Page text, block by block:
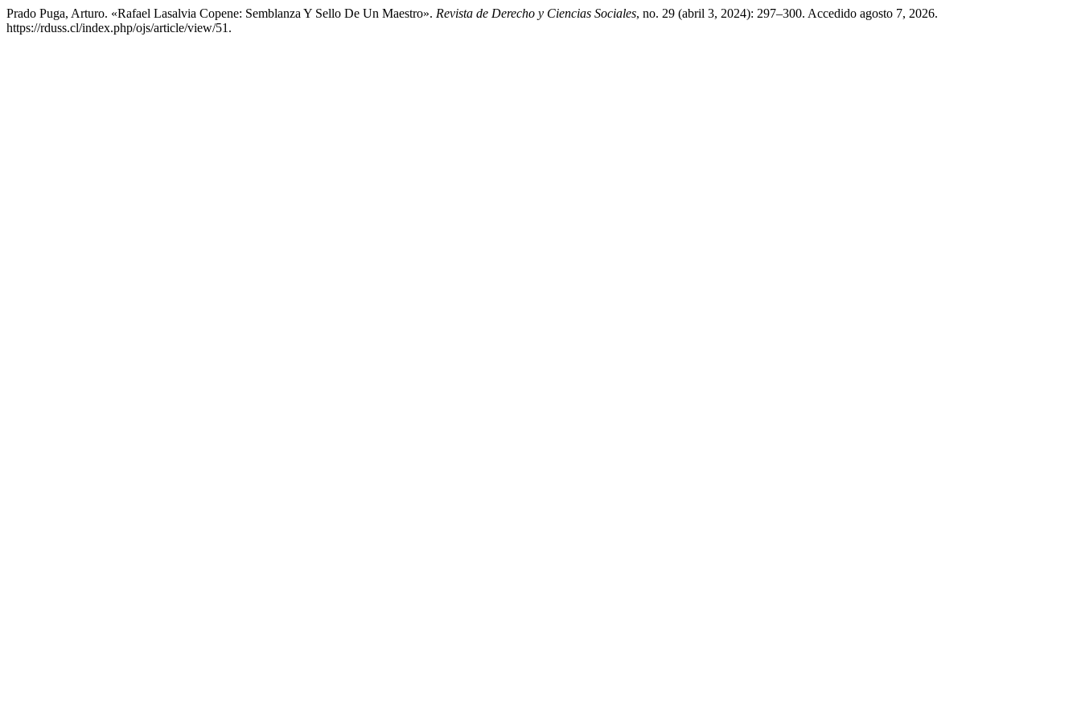
Prado Puga, Arturo. «Rafael Lasalvia Copene: Semblanza Y Sello De Un Maestro». Revista de Derecho y Ciencias Sociales, no. 29 (abril 3, 2024): 297–300. Accedido agosto 7, 2026.
https://rduss.cl/index.php/ojs/article/view/51.